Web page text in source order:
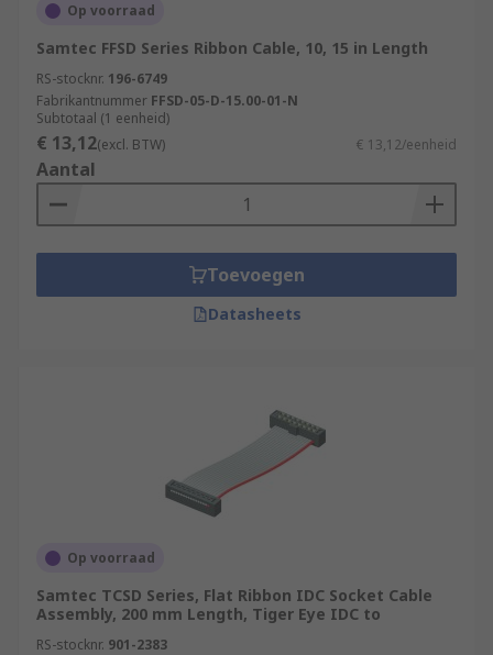
Op voorraad
Samtec FFSD Series Ribbon Cable, 10, 15 in Length
RS-stocknr. 196-6749
Fabrikantnummer FFSD-05-D-15.00-01-N
Subtotaal (1 eenheid)
€ 13,12(excl. BTW) € 13,12/eenheid
Aantal
Toevoegen
Datasheets
Op voorraad
Samtec TCSD Series, Flat Ribbon IDC Socket Cable
Assembly, 200 mm Length, Tiger Eye IDC to
RS-stocknr. 901-2383